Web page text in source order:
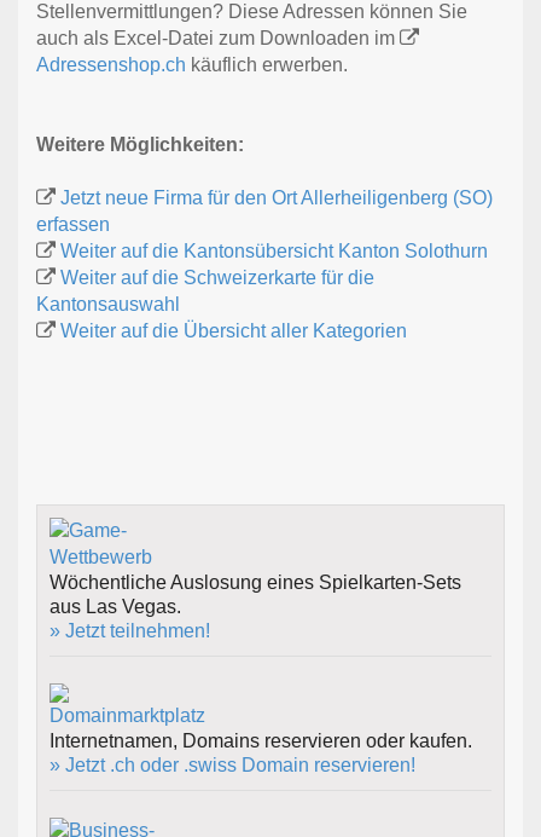
Stellenvermittlungen? Diese Adressen können Sie
auch als Excel-Datei zum Downloaden im
Adressenshop.ch käuflich erwerben.
Weitere Möglichkeiten:
Jetzt neue Firma für den Ort Allerheiligenberg (SO)
erfassen
Weiter auf die Kantonsübersicht Kanton Solothurn
Weiter auf die Schweizerkarte für die
Kantonsauswahl
Weiter auf die Übersicht aller Kategorien
Wöchentliche Auslosung eines Spielkarten-Sets
aus Las Vegas.
» Jetzt teilnehmen!
Internetnamen, Domains reservieren oder kaufen.
» Jetzt .ch oder .swiss Domain reservieren!